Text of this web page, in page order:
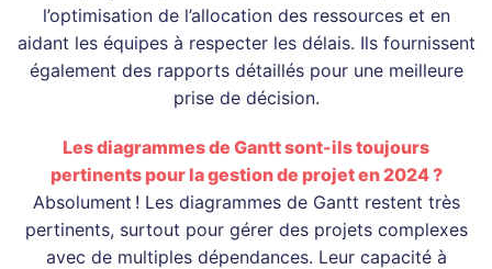
l’optimisation de l’allocation des ressources et en
aidant les équipes à respecter les délais. Ils fournissent
également des rapports détaillés pour une meilleure
prise de décision.
Les diagrammes de Gantt sont-ils toujours
pertinents pour la gestion de projet en 2024 ?
Absolument ! Les diagrammes de Gantt restent très
pertinents, surtout pour gérer des projets complexes
avec de multiples dépendances. Leur capacité à